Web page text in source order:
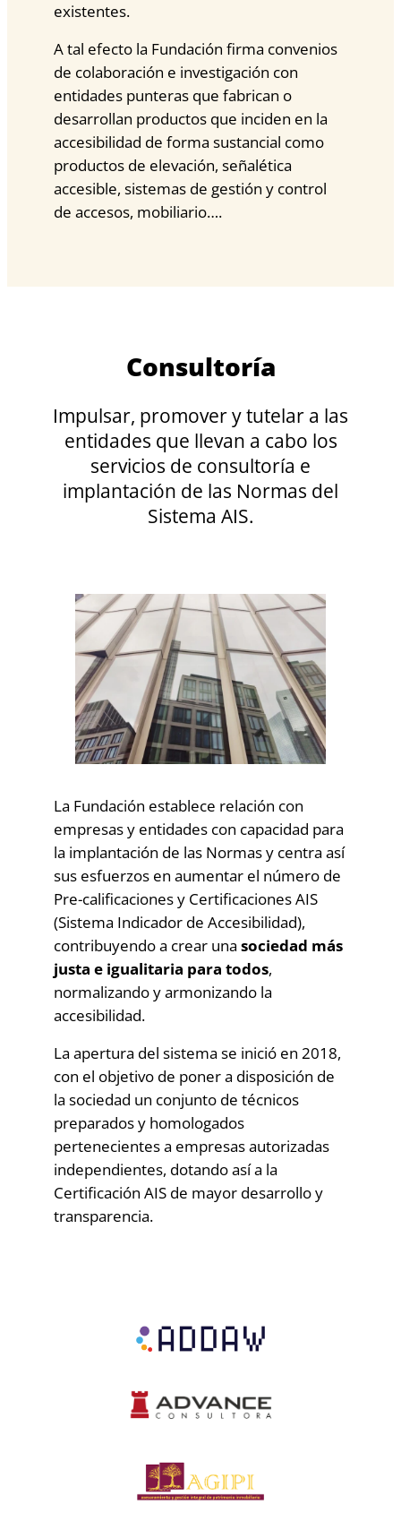
existentes.
A tal efecto la Fundación firma convenios
de colaboración e investigación con
entidades punteras que fabrican o
desarrollan productos que inciden en la
accesibilidad de forma sustancial como
productos de elevación, señalética
accesible, sistemas de gestión y control
de accesos, mobiliario….
Consultoría
Impulsar, promover y tutelar a las
entidades que llevan a cabo los
servicios de consultoría e
implantación de las Normas del
Sistema AIS.
La Fundación establece relación con
empresas y entidades con capacidad para
la implantación de las Normas y centra así
sus esfuerzos en aumentar el número de
Pre-calificaciones y Certificaciones AIS
(Sistema Indicador de Accesibilidad),
contribuyendo a crear una sociedad más
justa e igualitaria para todos,
normalizando y armonizando la
accesibilidad.
La apertura del sistema se inició en 2018,
con el objetivo de poner a disposición de
la sociedad un conjunto de técnicos
preparados y homologados
pertenecientes a empresas autorizadas
independientes, dotando así a la
Certificación AIS de mayor desarrollo y
transparencia.